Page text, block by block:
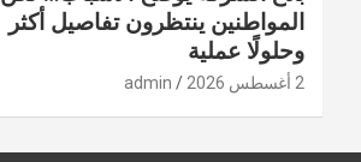
المواطنين ينتظرون تفاصيل أكثر
وحلولًا عملية
2 أغسطس 2026 admin